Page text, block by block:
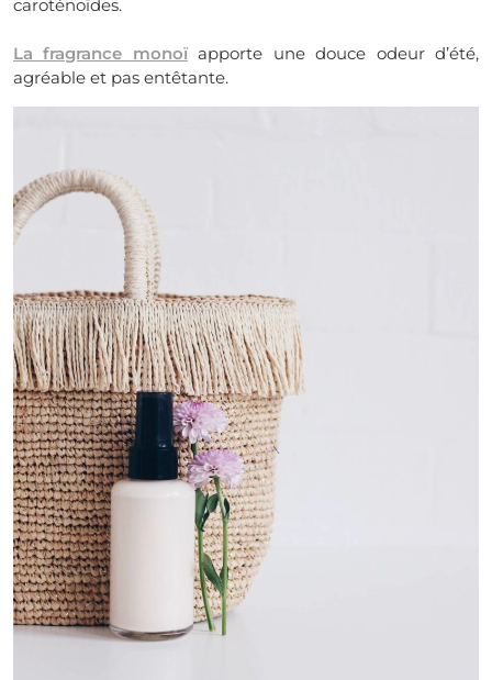
caroténoïdes.
La fragrance monoïapporte une douce odeur d’été,
agréable et pas entêtante.